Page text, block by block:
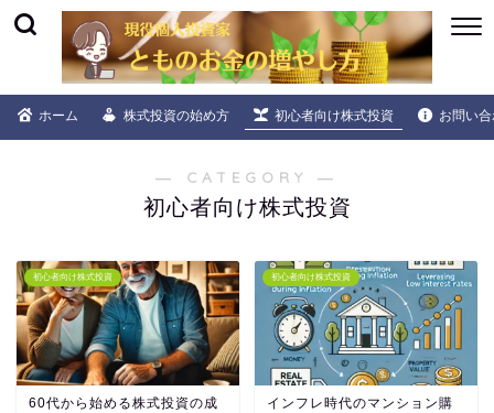
ホーム 株式投資の始め方 初心者向け株式投資 お問い
― CATEGORY ―
初心者向け株式投資
初心者向け株式投資
60代から始める株式投資の成
初心者向け株式投資
インフレ時代のマンション購